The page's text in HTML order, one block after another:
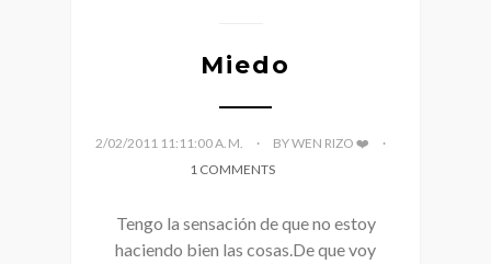
Miedo
2/02/2011 11:11:00 A. M.
BY WEN RIZO ❤️
1 COMMENTS
Tengo la sensación de que no estoy
haciendo bien las cosas.De que voy